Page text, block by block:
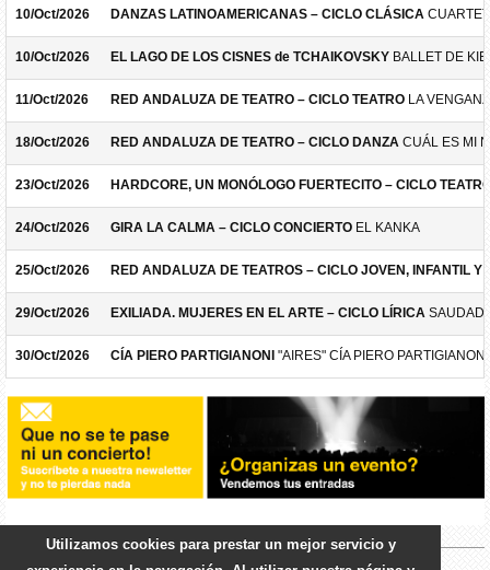
10/Oct/2026 DANZAS LATINOAMERICANAS – CICLO CLÁSICA
10/Oct/2026 EL LAGO DE LOS CISNES de TCHAIKOVSKY BALLET DE
11/Oct/2026 RED ANDALUZA DE TEATRO – CICLO TEATRO LA
18/Oct/2026 RED ANDALUZA DE TEATRO – CICLO DANZA CUÁL ES MI
23/Oct/2026 HARDCORE, UN MONÓLOGO FUERTECITO – CICLO
24/Oct/2026 GIRA LA CALMA – CICLO CONCIERTO EL KANKA
25/Oct/2026 RED ANDALUZA DE TEATROS – CICLO JOVEN, INFANTIL Y
29/Oct/2026 EXILIADA. MUJERES EN EL ARTE – CICLO LÍRICA
30/Oct/2026 CÍA PIERO PARTIGIANONI "AIRES" CÍA PIERO PARTIGIANONI
Utilizamos cookies para prestar un mejor servicio y